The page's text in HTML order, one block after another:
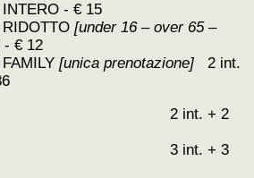
INTERO - € 15
RIDOTTO [under 16 – over 65 –
- € 12
FAMILY [unica prenotazione]
2 int.
+ 2
+ 3